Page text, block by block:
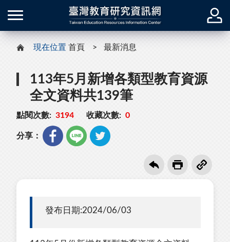
現在位置 首頁 最新消息
113年5月新增各類型教育資源
全文資料共139筆
點閱次數: 3194 收藏次數: 0
分享：
發布日期:2024/06/03